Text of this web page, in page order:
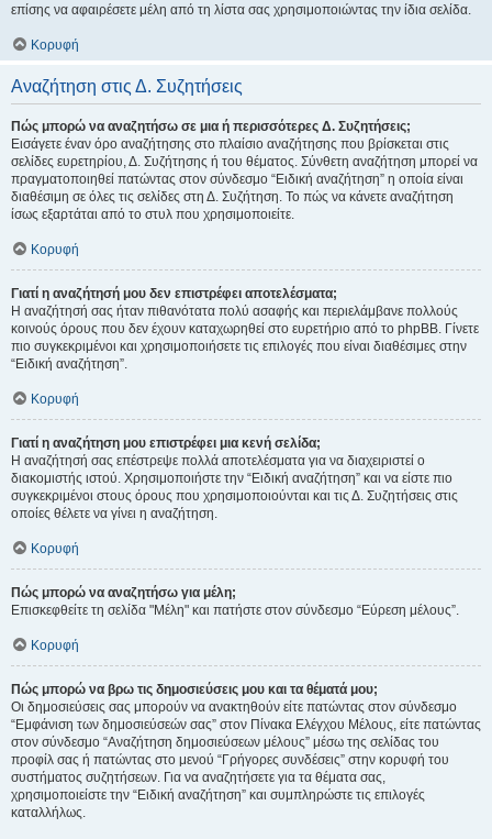
επίσης να αφαιρέσετε μέλη από τη λίστα σας χρησιμοποιώντας την ίδια σελίδα.
Κορυφή
Αναζήτηση στις Δ. Συζητήσεις
Πώς μπορώ να αναζητήσω σε μια ή περισσότερες Δ. Συζητήσεις;
Εισάγετε έναν όρο αναζήτησης στο πλαίσιο αναζήτησης που βρίσκεται στις
σελίδες ευρετηρίου, Δ. Συζήτησης ή του θέματος. Σύνθετη αναζήτηση μπορεί να
πραγματοποιηθεί πατώντας στον σύνδεσμο “Ειδική αναζήτηση” η οποία είναι
διαθέσιμη σε όλες τις σελίδες στη Δ. Συζήτηση. Το πώς να κάνετε αναζήτηση
ίσως εξαρτάται από το στυλ που χρησιμοποιείτε.
Κορυφή
Γιατί η αναζήτησή μου δεν επιστρέφει αποτελέσματα;
Η αναζήτησή σας ήταν πιθανότατα πολύ ασαφής και περιελάμβανε πολλούς
κοινούς όρους που δεν έχουν καταχωρηθεί στο ευρετήριο από το phpBB. Γίνετε
πιο συγκεκριμένοι και χρησιμοποιήσετε τις επιλογές που είναι διαθέσιμες στην
“Ειδική αναζήτηση”.
Κορυφή
Γιατί η αναζήτηση μου επιστρέφει μια κενή σελίδα;
Η αναζήτησή σας επέστρεψε πολλά αποτελέσματα για να διαχειριστεί ο
διακομιστής ιστού. Χρησιμοποιήστε την “Ειδική αναζήτηση” και να είστε πιο
συγκεκριμένοι στους όρους που χρησιμοποιούνται και τις Δ. Συζητήσεις στις
οποίες θέλετε να γίνει η αναζήτηση.
Κορυφή
Πώς μπορώ να αναζητήσω για μέλη;
Επισκεφθείτε τη σελίδα "Μέλη" και πατήστε στον σύνδεσμο “Εύρεση μέλους”.
Κορυφή
Πώς μπορώ να βρω τις δημοσιεύσεις μου και τα θέματά μου;
Οι δημοσιεύσεις σας μπορούν να ανακτηθούν είτε πατώντας στον σύνδεσμο
“Εμφάνιση των δημοσιεύσεών σας” στον Πίνακα Ελέγχου Μέλους, είτε πατώντας
στον σύνδεσμο “Αναζήτηση δημοσιεύσεων μέλους” μέσω της σελίδας του
προφίλ σας ή πατώντας στο μενού “Γρήγορες συνδέσεις” στην κορυφή του
συστήματος συζητήσεων. Για να αναζητήσετε για τα θέματα σας,
χρησιμοποιείστε την “Ειδική αναζήτηση” και συμπληρώστε τις επιλογές
καταλλήλως.